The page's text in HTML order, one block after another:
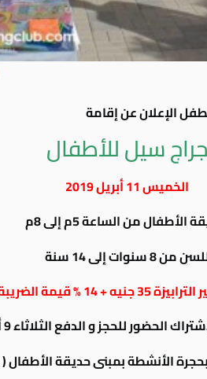
الإعلان عن إقامة
جراج سيل للأطفال
الخميس 11 أبريل 2019
الأطفال من الساعة 5م إلى 8م
من 8 سنوات إلى 14 سنة
قيمة الضريبة المضافة
للحجز و الدفع الثلاثاء 9 أبريل 2019